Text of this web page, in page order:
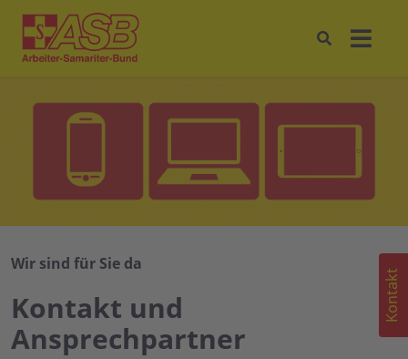
Wir sind für Sie da
Kontakt und
Ansprechpartner
Kontakt